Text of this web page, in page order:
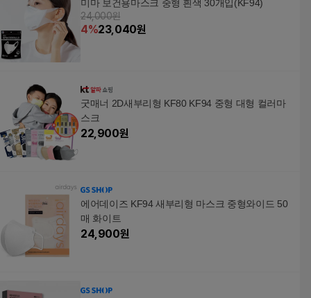
미마 보건용마스크 중형 흰색 30개입(KF94)
24,000원
4%23,040원
굿매너 2D새부리형 KF80 KF94 중형 대형 컬러마
스크
22,900원
에어데이즈 KF94 새부리형 마스크 중형와이드 50
매 화이트
24,900원